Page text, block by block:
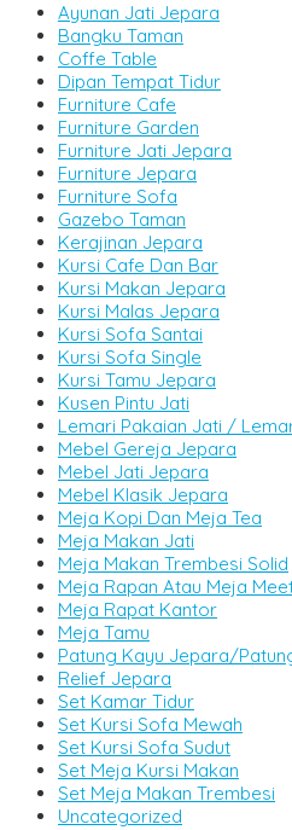
Ayunan Jati Jepara
Bangku Taman
Coffe Table
Dipan Tempat Tidur
Furniture Cafe
Furniture Garden
Furniture Jati Jepara
Furniture Jepara
Furniture Sofa
Gazebo Taman
Kerajinan Jepara
Kursi Cafe Dan Bar
Kursi Makan Jepara
Kursi Malas Jepara
Kursi Sofa Santai
Kursi Sofa Single
Kursi Tamu Jepara
Kusen Pintu Jati
Lemari Pakaian Jati /
Mebel Gereja Jepara
Mebel Jati Jepara
Mebel Klasik Jepara
Meja Kopi Dan Meja Tea
Meja Makan Jati
Meja Makan Trembesi Solid
Meja Rapan Atau Meja
Meja Rapat Kantor
Meja Tamu
Patung Kayu Jepara/
Relief Jepara
Set Kamar Tidur
Set Kursi Sofa Mewah
Set Kursi Sofa Sudut
Set Meja Kursi Makan
Set Meja Makan Trembesi
Uncategorized